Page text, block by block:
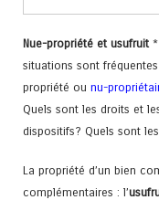
Nue-propriété et usufruit
situations sont
propriété ou nu-
Quels sont les droits et
dispositifs? Quels sont
La propriété d’un bien
complémentaires : l’